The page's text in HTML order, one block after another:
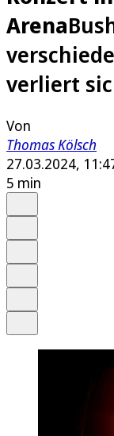
Arena
verliert
Von
Thomas Kölsch
27.03.2024,
5 min